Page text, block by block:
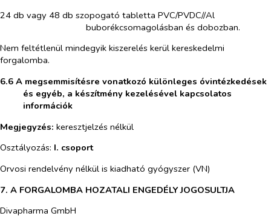
24 db vagy 48 db szopogató tabletta PVC/PVDC//Al
buborékcsomagolásban és dobozban.
Nem feltétlenül mindegyik kiszerelés kerül kereskedelmi
forgalomba.
6.6 A megsemmisítésre vonatkozó különleges óvintézkedések
és egyéb, a készítmény kezelésével kapcsolatos
információk
Megjegyzés: keresztjelzés nélkül
Osztályozás: I. csoport
Orvosi rendelvény nélkül is kiadható gyógyszer (VN)
7. A FORGALOMBA HOZATALI ENGEDÉLY JOGOSULTJA
Divapharma GmbH